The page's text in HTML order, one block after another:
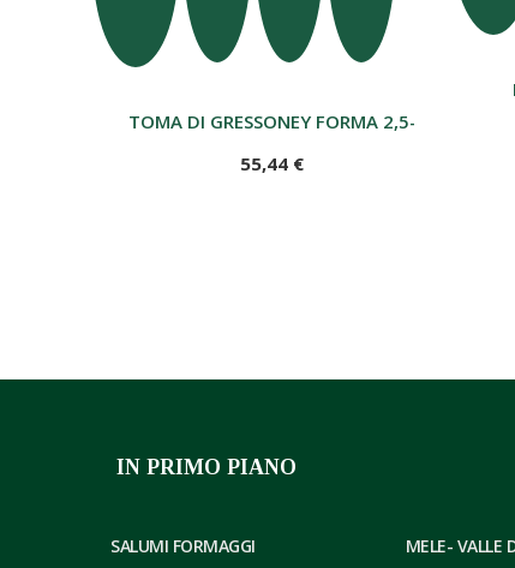
TOMA DI GRESSONEY FORMA 2,5-3 KG
55,44 €
IN PRIMO PIANO
SALUMI FORMAGGI MELE- VALLE